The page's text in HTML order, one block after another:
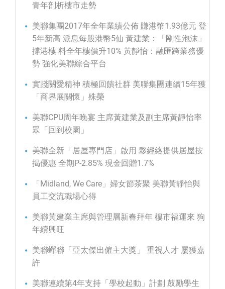
青年剖析樓市走勢
美聯集團2017年全年業績公佈 賺港幣1.93億元 登
5年新高 派息每股港幣5仙 黃建業：「剛性泡沫」
撐港樓 料全年樓價升10% 黃靜怡：融匯跨業務優
勢 強化美聯綜合平台
實踐關愛精神 積極回饋社群 美聯集團連續15年獲
「商界展關懷」殊榮
美聯CPU周年晚宴 主席黃建業及副主席黃靜怡率
眾「回到校園」
美聯全新「居屋專門店」啟用 夥經絡提供居屋按
揭優惠 全期P-2.85% 現金回贈1.7%
「Midland, We Care」婦女節茶聚 美聯黃靜怡與
員工交流職場心得
美聯黃建業主席與管理層新春拜年 樓市福運來 狗
年續興旺
美聯蟬聯「亞太傑出僱主大獎」 重視人才 屢獲嘉
許
美聯連續第4年支持「學校起動」計劃 鼓勵學生